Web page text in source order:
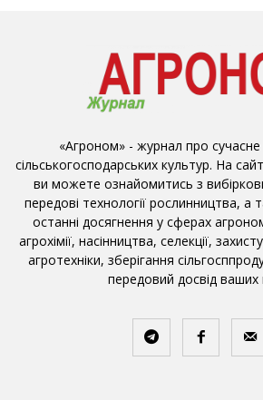
«Агроном» - журнал про
сільськогосподарських культур. На
ви можете ознайомитись з
передові технології рослинництва, а
останні досягнення у сферах
агрохімії, насінництва, селекції,
агротехніки, зберігання
передовий досвід ваших